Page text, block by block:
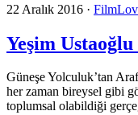
22 Aralık 2016 ·
Yeşim
Güneşe Yolculuk’tan
her zaman bireysel gibi
toplumsal olabildiği